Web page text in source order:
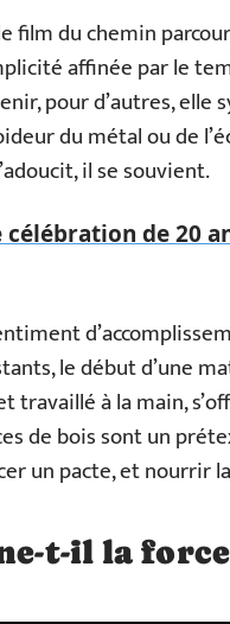
film du chemin
affinée par le
pour d’autres, elle
du métal ou de
il se souvient.
de 20
le début d’une
à la main,
de bois sont un
un pacte, et nourrir
t-il la force